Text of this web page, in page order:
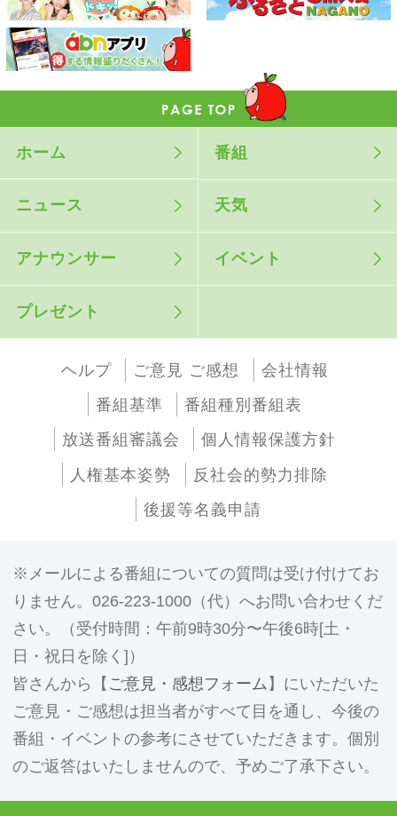
ホーム 番組
ニュース 天気
アナウンサー イベント
プレゼント
ヘルプ ご意見 ご感想
会社情報
番組基準
番組種別番組表
放送番組審議会
個人情報保護方針
人権基本姿勢
反社会的勢力排除
後援等名義申請
メールによる番組についての質問は受け付けてお
りません。026-223-1000（代）へお問い合わせくだ
さい。（受付時間：午前9時30分〜午後6時[土・
日・祝日を除く]）
皆さんから【 ご意見・感想フォーム 】にいただいた
ご意見・ご感想は担当者がすべて目を通し、今後の
番組・イベントの参考にさせていただきます。個別
のご返答はいたしませんので、予めご了承下さい。